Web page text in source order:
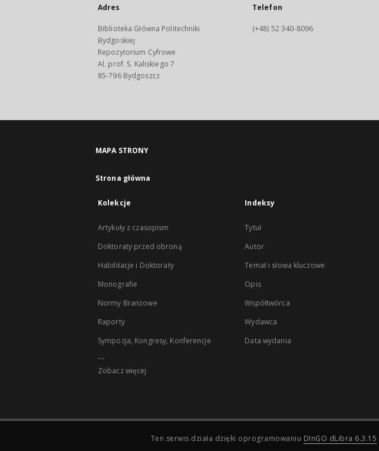
Adres
Biblioteka Główna Politechniki
Bydgoskiej
Repozytorium Cyfrowe
Al. prof. S. Kaliskiego 7
85-796 Bydgoszcz
Telefon
(+48) 52 340-8096
MAPA STRONY
Strona główna
Kolekcje
Artykuły z czasopism
Doktoraty przed obroną
Habilitacje i Doktoraty
Monografie
Normy Branżowe
Raporty
Sympozja, Kongresy, Konferencje
...
Zobacz więcej
Indeksy
Tytuł
Autor
Temat i słowa kluczowe
Opis
Współtwórca
Wydawca
Data wydania
Ten serwis działa dzięki oprogramowaniu DInGO dLibra 6.3.15